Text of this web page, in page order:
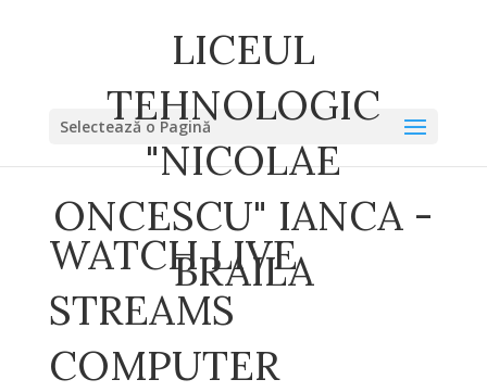
LICEUL
TEHNOLOGIC
"NICOLAE
ONCESCU" IANCA -
BRAILA
Selectează o Pagină
WATCH LIVE
STREAMS
COMPUTER